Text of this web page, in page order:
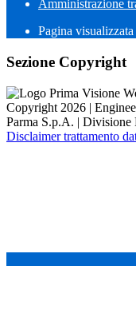
Amministrazione
Pagina visualizzata
Sezione Copyright
Copyright 2026 |
Parma S.p.A. |
Disclaimer trattamento